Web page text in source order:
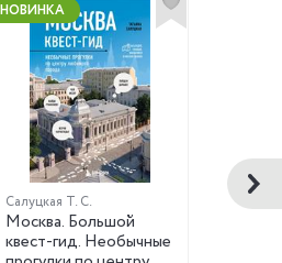
НОВИНКА
Салуцкая Т. С.
Москва. Большой
квест-гид. Необычные